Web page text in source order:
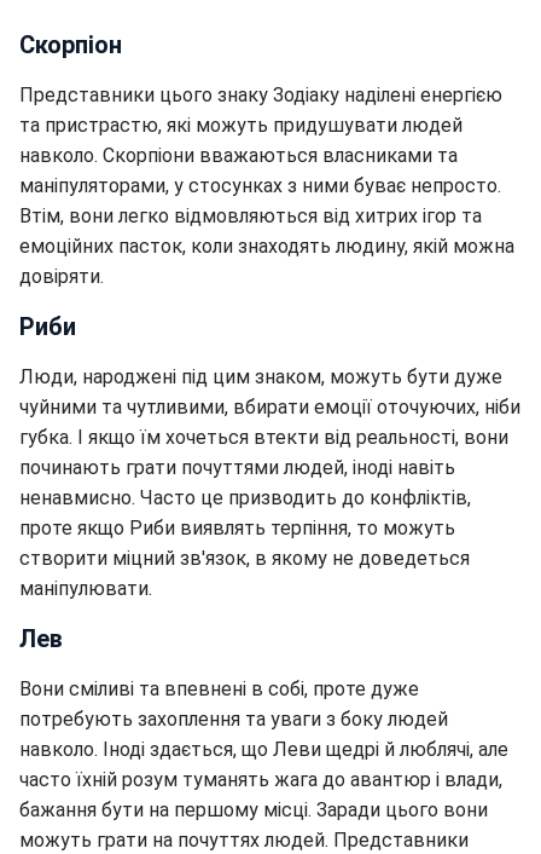
Скорпіон
Представники цього знаку Зодіаку наділені енергією
та пристрастю, які можуть придушувати людей
навколо. Скорпіони вважаються власниками та
маніпуляторами, у стосунках з ними буває непросто.
Втім, вони легко відмовляються від хитрих ігор та
емоційних пасток, коли знаходять людину, якій можна
довіряти.
Риби
Люди, народжені під цим знаком, можуть бути дуже
чуйними та чутливими, вбирати емоції оточуючих, ніби
губка. І якщо їм хочеться втекти від реальності, вони
починають грати почуттями людей, іноді навіть
ненавмисно. Часто це призводить до конфліктів,
проте якщо Риби виявлять терпіння, то можуть
створити міцний зв'язок, в якому не доведеться
маніпулювати.
Лев
Вони сміливі та впевнені в собі, проте дуже
потребують захоплення та уваги з боку людей
навколо. Іноді здається, що Леви щедрі й люблячі, але
часто їхній розум туманять жага до авантюр і влади,
бажання бути на першому місці. Заради цього вони
можуть грати на почуттях людей. Представники